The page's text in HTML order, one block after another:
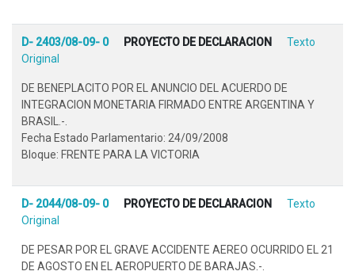
D- 2403/08-09- 0 PROYECTO DE DECLARACION
Texto
Original
DE BENEPLACITO POR EL ANUNCIO DEL ACUERDO DE
INTEGRACION MONETARIA FIRMADO ENTRE ARGENTINA Y
BRASIL.-.
Fecha Estado Parlamentario: 24/09/2008
Bloque: FRENTE PARA LA VICTORIA
D- 2044/08-09- 0 PROYECTO DE DECLARACION
Texto
Original
DE PESAR POR EL GRAVE ACCIDENTE AEREO OCURRIDO EL 21
DE AGOSTO EN EL AEROPUERTO DE BARAJAS.-.